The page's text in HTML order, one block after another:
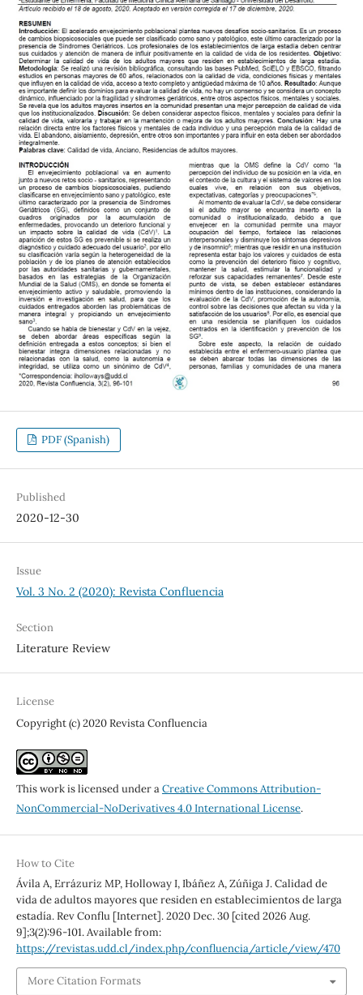
PDF (Spanish)
Published
2020-12-30
Issue
Vol. 3 No. 2 (2020): Revista Confluencia
Section
Literature Review
License
Copyright (c) 2020 Revista Confluencia
This work is licensed under aCreative Commons Attribution-
NonCommercial-NoDerivatives 4.0 International License.
How to Cite
Ávila A, Errázuriz MP, Holloway I, Ibáñez A, Zúñiga J. Calidad de
vida de adultos mayores que residen en establecimientos de larga
estadía. Rev Conflu [Internet]. 2020 Dec. 30 [cited 2026 Aug.
9];3(2):96-101. Available from:
https://revistas.udd.cl/index.php/confluencia/article/view/470
More Citation Formats